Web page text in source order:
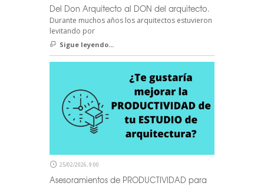
Del Don Arquitecto al DON del arquitecto.
Durante muchos años los arquitectos estuvieron
levitando por
Sigue leyendo...
25/02/2026, 9:00
Asesoramientos de PRODUCTIVIDAD para